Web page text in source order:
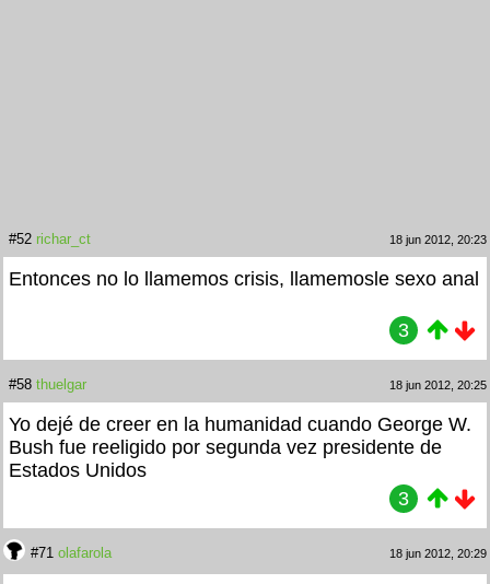
#52 richar_ct 18 jun 2012, 20:23
Entonces no lo llamemos crisis, llamemosle sexo anal
3
#58 thuelgar 18 jun 2012, 20:25
Yo dejé de creer en la humanidad cuando George W.
Bush fue reeligido por segunda vez presidente de
Estados Unidos
3
#71 olafarola 18 jun 2012, 20:29